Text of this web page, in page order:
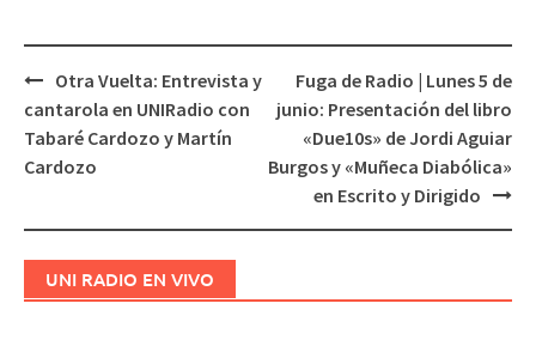
Navegación
de
entradas
Otra Vuelta: Entrevista y
cantarola en UNIRadio con
Tabaré Cardozo y Martín
Cardozo
Fuga de Radio | Lunes 5 de
junio: Presentación del libro
«Due10s» de Jordi Aguiar
Burgos y «Muñeca Diabólica»
en Escrito y Dirigido
UNI RADIO EN VIVO